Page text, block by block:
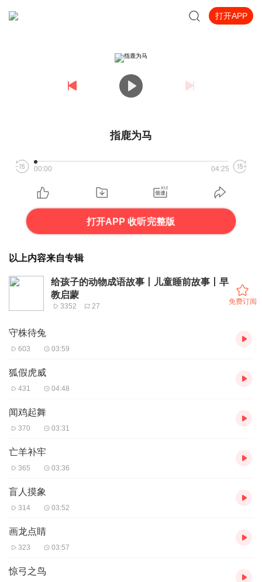
打开APP
指鹿为马
00:00 04:25
打开APP 收听完整版
以上内容来自专辑
给孩子的动物成语故事丨儿童睡前故事丨早
教启蒙
3352 27
免费订阅
守株待兔
603 03:59
狐假虎威
431 04:48
闻鸡起舞
370 03:31
亡羊补牢
365 03:36
盲人摸象
314 03:52
画龙点睛
323 03:57
惊弓之鸟